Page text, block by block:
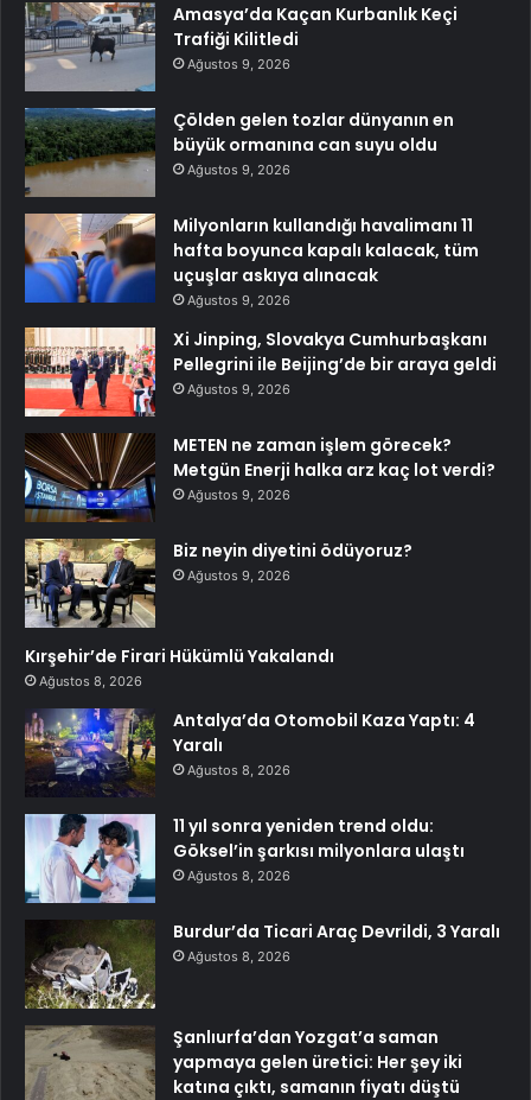
Amasya’da Kaçan Kurbanlık Keçi
Trafiği Kilitledi
Ağustos 9, 2026
Çölden gelen tozlar dünyanın en
büyük ormanına can suyu oldu
Ağustos 9, 2026
Milyonların kullandığı havalimanı 11
hafta boyunca kapalı kalacak, tüm
uçuşlar askıya alınacak
Ağustos 9, 2026
Xi Jinping, Slovakya Cumhurbaşkanı
Pellegrini ile Beijing’de bir araya geldi
Ağustos 9, 2026
METEN ne zaman işlem görecek?
Metgün Enerji halka arz kaç lot verdi?
Ağustos 9, 2026
Biz neyin diyetini ödüyoruz?
Ağustos 9, 2026
Kırşehir’de Firari Hükümlü Yakalandı
Ağustos 8, 2026
Antalya’da Otomobil Kaza Yaptı: 4
Yaralı
Ağustos 8, 2026
11 yıl sonra yeniden trend oldu:
Göksel’in şarkısı milyonlara ulaştı
Ağustos 8, 2026
Burdur’da Ticari Araç Devrildi, 3 Yaralı
Ağustos 8, 2026
Şanlıurfa’dan Yozgat’a saman
yapmaya gelen üretici: Her şey iki
katına çıktı, samanın fiyatı düştü